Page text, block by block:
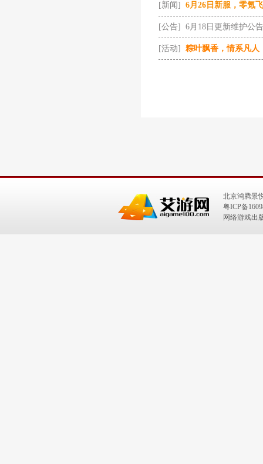
[新闻] 6月26日新服，零氪
[公告] 6月18日更新维护公告
[活动] 粽叶飘香，情系凡人
北京鸿腾景
粤ICP备
网络游戏出